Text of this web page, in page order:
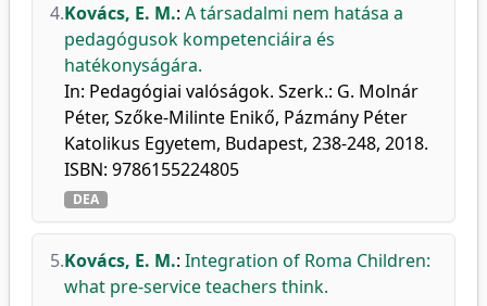
4.Kovács, E. M.: A társadalmi nem hatása a
pedagógusok kompetenciáira és
hatékonyságára.
In: Pedagógiai valóságok. Szerk.: G. Molnár
Péter, Szőke-Milinte Enikő, Pázmány Péter
Katolikus Egyetem, Budapest, 238-248, 2018.
ISBN: 9786155224805
DEA
5.Kovács, E. M.: Integration of Roma Children:
what pre-service teachers think.